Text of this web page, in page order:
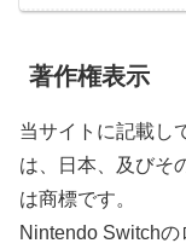
著作権表示
当サイトに記載し
は、日本、及びそ
は商標です。
Nintendo Switch